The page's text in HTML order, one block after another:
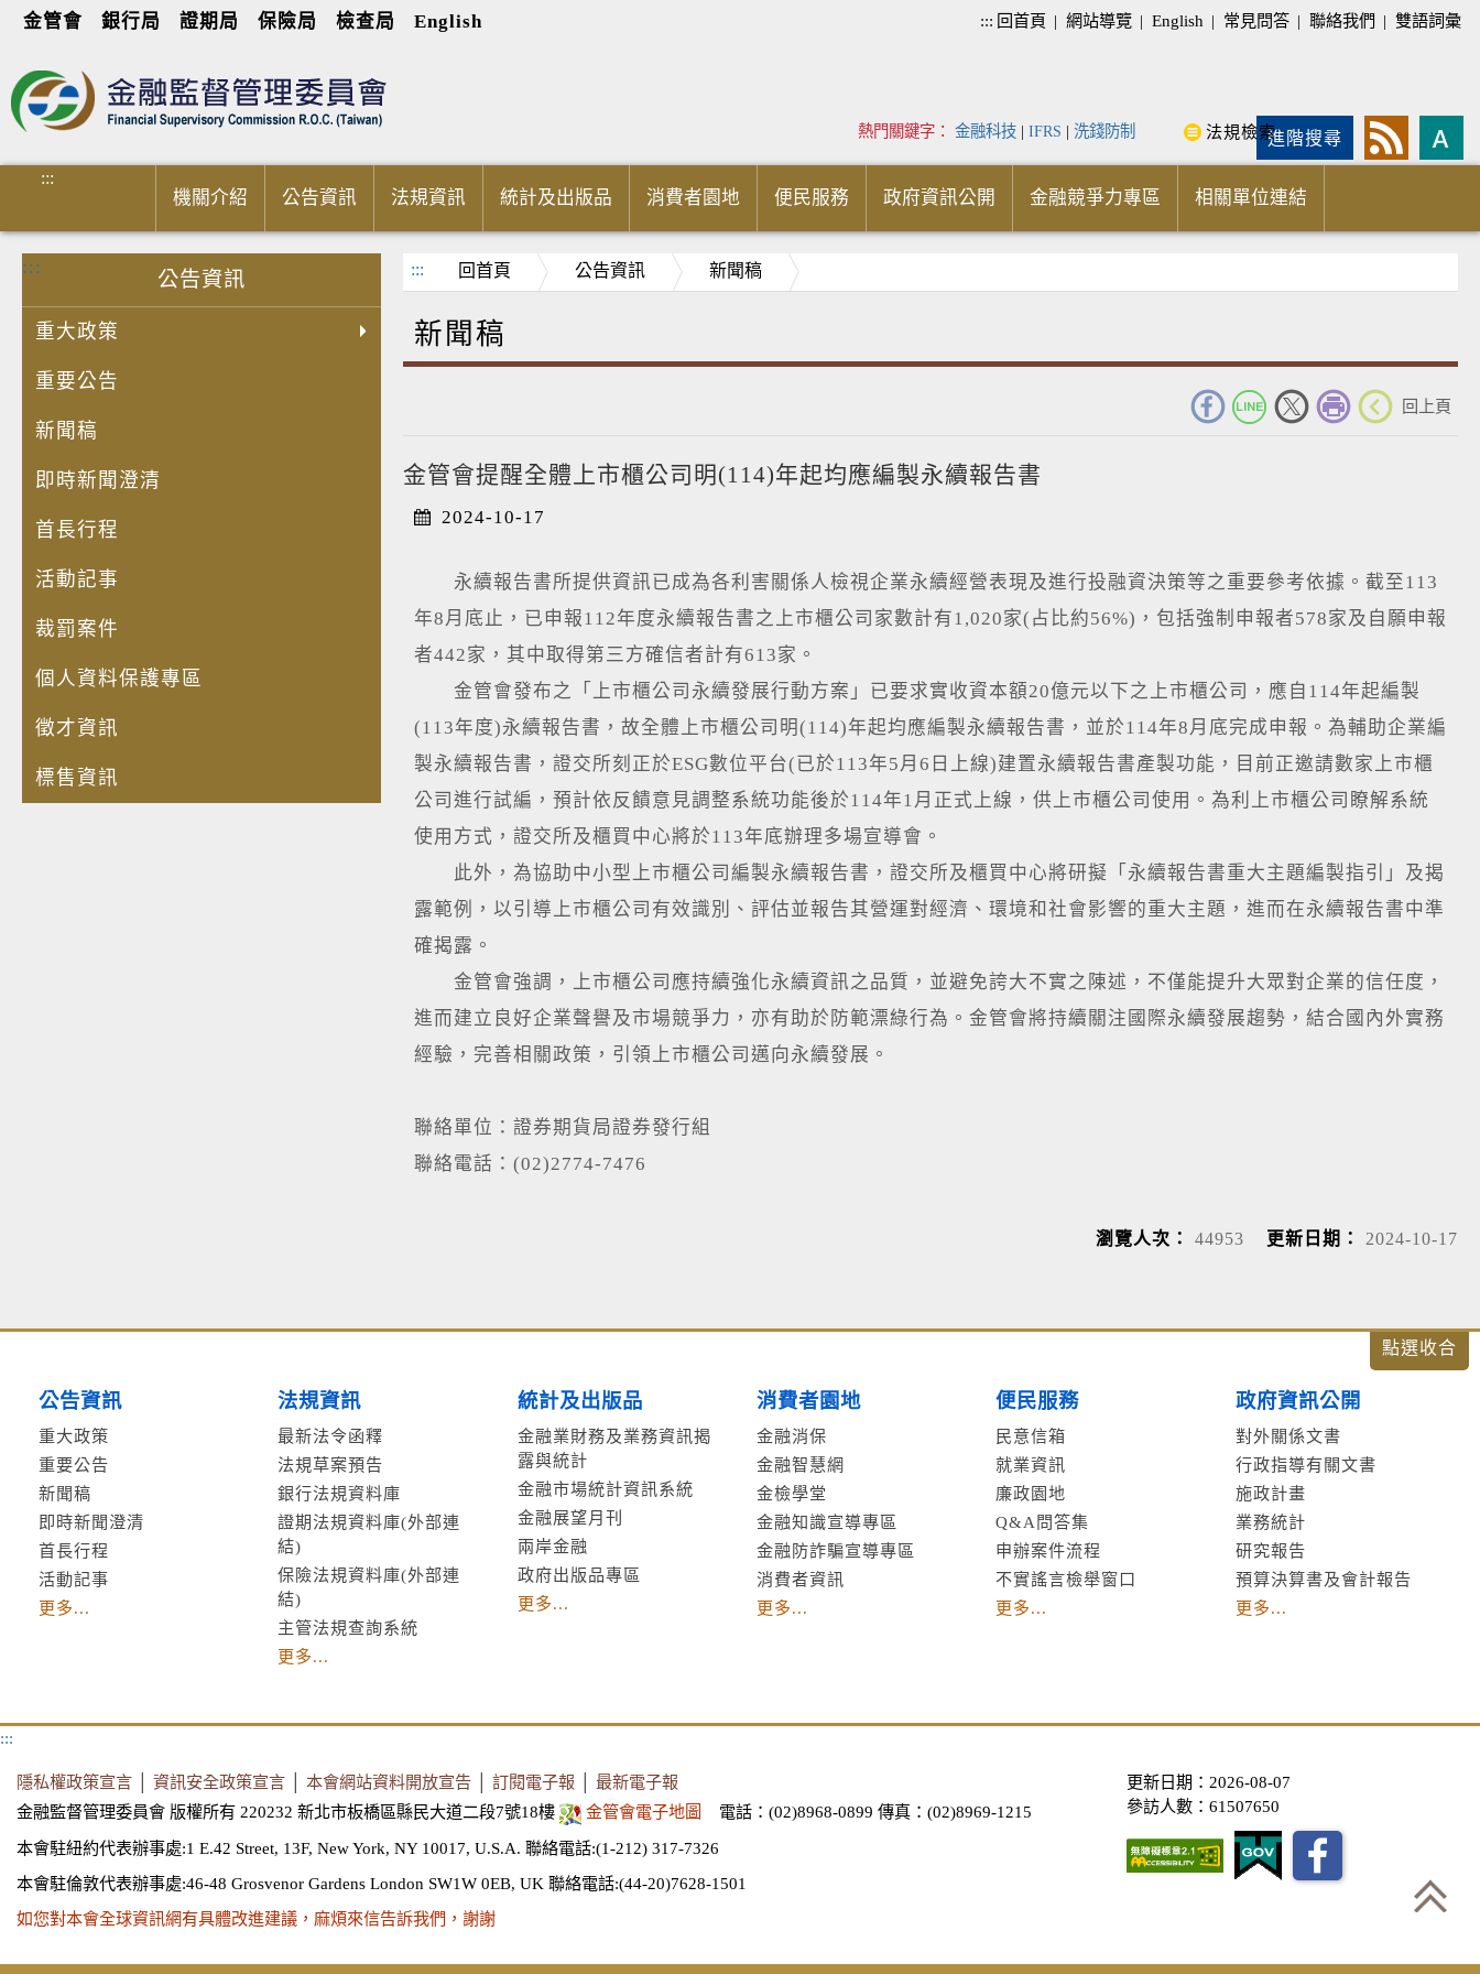
金管會 銀行局 證期局 保險局 檢查局 English ::: 回首頁 | 網站導覽 | English | 常見問答 | 聯絡我們 | 雙語詞彙
進階搜尋
熱門關鍵字： 金融科技 | IFRS | 洗錢防制 法規檢索
:::
機關介紹 公告資訊 法規資訊 統計及出版品 消費者園地 便民服務 政府資訊公開 金融競爭力專區 相關單位連結
:::
公告資訊
重大政策
重要公告
新聞稿
即時新聞澄清
首長行程
活動記事
裁罰案件
個人資料保護專區
徵才資訊
標售資訊
::: 回首頁 公告資訊 新聞稿
新聞稿
回上頁
金管會提醒全體上市櫃公司明(114)年起均應編製永續報告書
2024-10-17
永續報告書所提供資訊已成為各利害關係人檢視企業永續經營表現及進行投融資決策等之重要參考依據。截至113
年8月底止，已申報112年度永續報告書之上市櫃公司家數計有1,020家(占比約56%)，包括強制申報者578家及自願申報
者442家，其中取得第三方確信者計有613家。
金管會發布之「上市櫃公司永續發展行動方案」已要求實收資本額20億元以下之上市櫃公司，應自114年起編製
(113年度)永續報告書，故全體上市櫃公司明(114)年起均應編製永續報告書，並於114年8月底完成申報。為輔助企業編
製永續報告書，證交所刻正於ESG數位平台(已於113年5月6日上線)建置永續報告書產製功能，目前正邀請數家上市櫃
公司進行試編，預計依反饋意見調整系統功能後於114年1月正式上線，供上市櫃公司使用。為利上市櫃公司瞭解系統
使用方式，證交所及櫃買中心將於113年底辦理多場宣導會。
此外，為協助中小型上市櫃公司編製永續報告書，證交所及櫃買中心將研擬「永續報告書重大主題編製指引」及揭
露範例，以引導上市櫃公司有效識別、評估並報告其營運對經濟、環境和社會影響的重大主題，進而在永續報告書中準
確揭露。
金管會強調，上市櫃公司應持續強化永續資訊之品質，並避免誇大不實之陳述，不僅能提升大眾對企業的信任度，
進而建立良好企業聲譽及市場競爭力，亦有助於防範漂綠行為。金管會將持續關注國際永續發展趨勢，結合國內外實務
經驗，完善相關政策，引領上市櫃公司邁向永續發展。
聯絡單位：證券期貨局證券發行組
聯絡電話：(02)2774-7476
瀏覽人次： 44953 更新日期： 2024-10-17
公告資訊
重大政策
重要公告
新聞稿
即時新聞澄清
首長行程
活動記事
更多...
法規資訊
最新法令函釋
法規草案預告
銀行法規資料庫
證期法規資料庫(外部連
結)
保險法規資料庫(外部連
結)
主管法規查詢系統
更多...
統計及出版品
金融業財務及業務資訊揭
露與統計
金融市場統計資訊系統
金融展望月刊
兩岸金融
政府出版品專區
更多...
消費者園地
金融消保
金融智慧網
金檢學堂
金融知識宣導專區
金融防詐騙宣導專區
消費者資訊
更多...
便民服務
民意信箱
就業資訊
廉政園地
Q&A問答集
申辦案件流程
不實謠言檢舉窗口
更多...
政府資訊公開
對外關係文書
行政指導有關文書
施政計畫
業務統計
研究報告
預算決算書及會計報告
更多...
:::
隱私權政策宣言 資訊安全政策宣言 本會網站資料開放宣告 訂閱電子報
最新電子報
金融監督管理委員會 版權所有 220232 新北市板橋區縣民大道二段7號18樓
金管會電子地圖 電話：(02)8968-0899 傳真：(02)8969-1215
本會駐紐約代表辦事處:1 E.42 Street, 13F, New York, NY 10017, U.S.A. 聯絡電話:(1-212) 317-7326
本會駐倫敦代表辦事處:46-48 Grosvenor Gardens London SW1W 0EB, UK 聯絡電話:(44-20)7628-1501
如您對本會全球資訊網有具體改進建議，麻煩來信告訴我們，謝謝
更新日期：2026-08-07
參訪人數：61507650